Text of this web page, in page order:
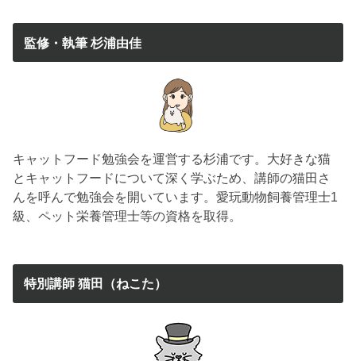
監修・執筆 杉浦由佳
キャットフード勉強会を運営する杉浦です。大好きな猫
とキャットフードについて深く学ぶため、講師の猫田さ
んを呼んで勉強会を開いています。愛玩動物飼養管理士1
級、ペット栄養管理士等の資格を取得。
特別講師 猫田（ねこた）